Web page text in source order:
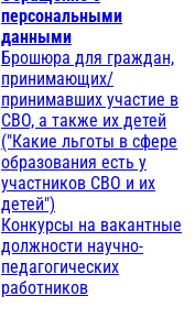
персональными
данными
Брошюра для граждан,
принимающих/
принимавших участие в
СВО, а также их детей
("Какие льготы в сфере
образования есть у
участников СВО и их
детей")
Конкурсы на вакантные
должности научно-
педагогических
работников